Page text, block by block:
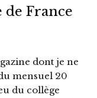
de France
dont je ne
mensuel 20
du collège